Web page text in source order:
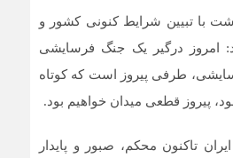
با تبیین شرایط کنونی کشور و
امروز درگیر یک جنگ فرسایشی
طرفی پیروز است که کوتاه
پیروز قطعی میدان خواهیم بود.
تاکنون محکم، صبور و پایدار